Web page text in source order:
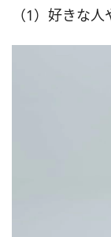
（1）好きな